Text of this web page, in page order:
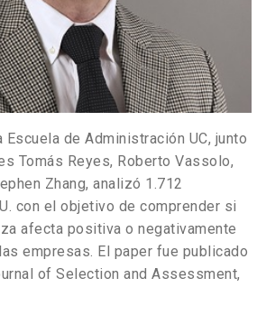
Escuela de Administración UC, junto
Tomás Reyes, Roberto Vassolo,
Zhang, analizó 1.712
con el objetivo de comprender si
afecta positiva o negativamente
empresas. El paper fue publicado
of Selection and Assessment,